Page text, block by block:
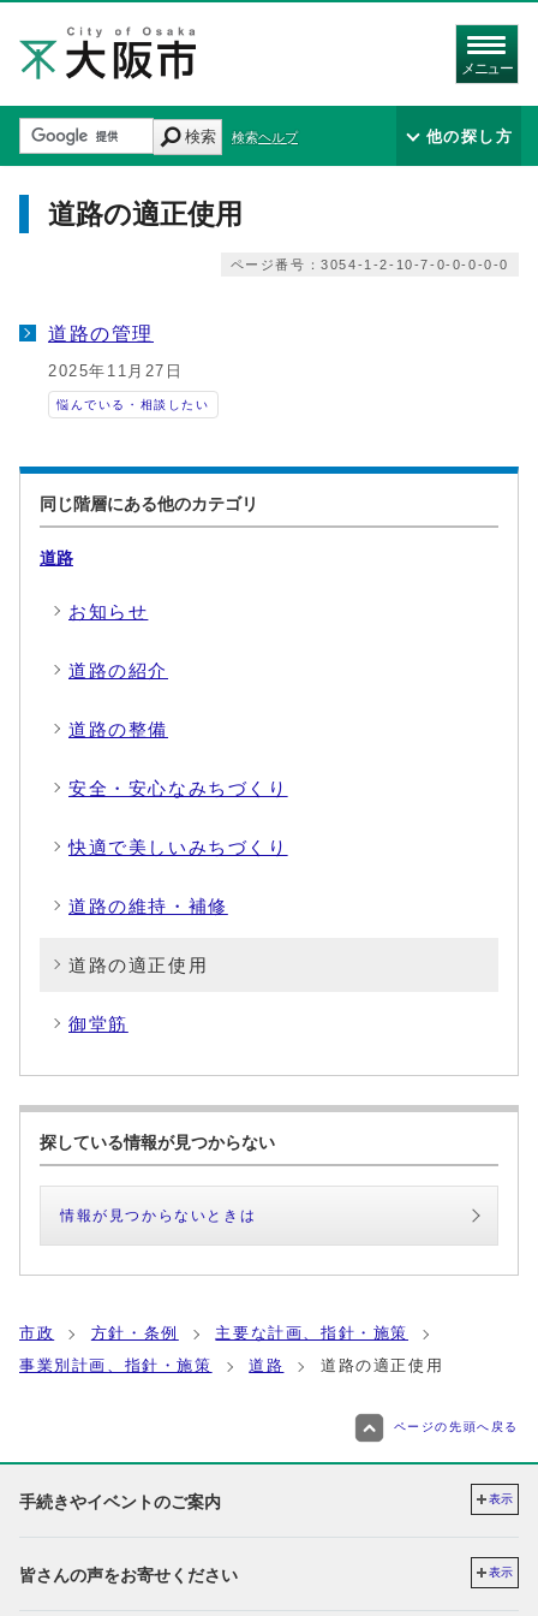
メニュー
検索 検索ヘルプ 他の探し方
道路の適正使用
ページ番号：3054-1-2-10-7-0-0-0-0-0
道路の管理
2025年11月27日
悩んでいる・相談したい
同じ階層にある他のカテゴリ
道路
お知らせ
道路の紹介
道路の整備
安全・安心なみちづくり
快適で美しいみちづくり
道路の維持・補修
道路の適正使用
御堂筋
探している情報が見つからない
情報が見つからないときは
市政 方針・条例
主要な計画、指針・施策
事業別計画、指針・施策
道路 道路の適正使用
ページの先頭へ戻る
手続きやイベントのご案内 表示
皆さんの声をお寄せください 表示